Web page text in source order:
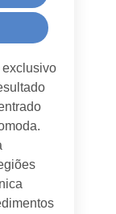
exclusivo